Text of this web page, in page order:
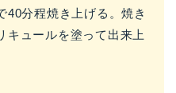
40分程焼き上げる。焼き
キュールを塗って出来上